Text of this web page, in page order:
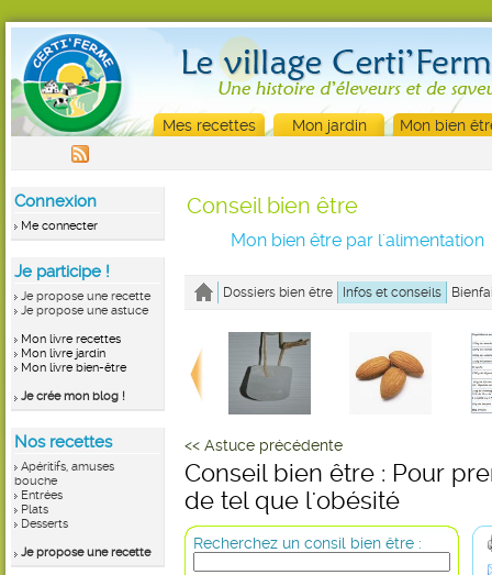
Mes recettes Mon jardin Mon bien
Connexion
Me connecter
Je participe !
Je propose une recette
Je propose une astuce
Mon livre recettes
Mon livre jardin
Mon livre bien-être
Je crée mon blog !
Nos recettes
Apéritifs, amuses
bouche
Entrées
Plats
Desserts
Je propose une recette
Conseil bien être
Mon bien être par l'alimentation
Dossiers bien être Infos et conseils
<< Astuce précédente
Conseil bien être : Pour
de tel que l'obésité
Recherchez un consil bien être :